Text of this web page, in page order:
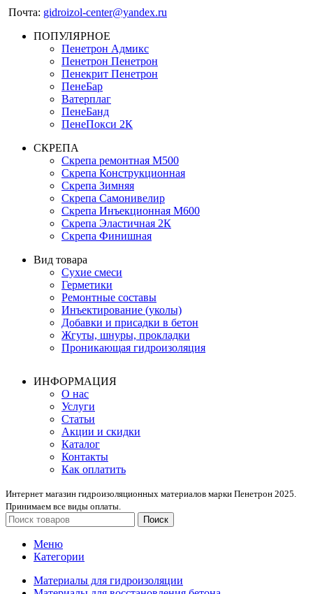
Почта: gidroizol-center@yandex.ru
ПОПУЛЯРНОЕ
Пенетрон Адмикс
Пенетрон Пенетрон
Пенекрит Пенетрон
ПенеБар
Ватерплаг
ПенеБанд
ПенеПокси 2К
СКРЕПА
Скрепа ремонтная М500
Скрепа Конструкционная
Скрепа Зимняя
Скрепа Самонивелир
Скрепа Инъекционная М600
Скрепа Эластичная 2К
Скрепа Финишная
Вид товара
Сухие смеси
Герметики
Ремонтные составы
Инъектирование (уколы)
Добавки и присадки в бетон
Жгуты, шнуры, прокладки
Проникающая гидроизоляция
ИНФОРМАЦИЯ
О нас
Услуги
Статьи
Акции и скидки
Каталог
Контакты
Как оплатить
Интернет магазин гидроизоляционных материалов марки Пенетрон 2025.
Принимаем все виды оплаты.
Поиск
Меню
Категории
Материалы для гидроизоляции